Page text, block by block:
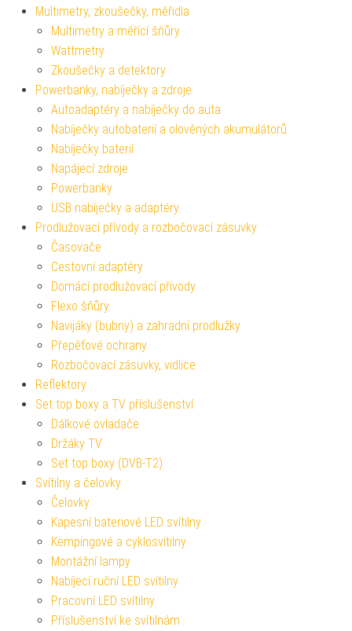
Multimetry, zkoušečky, měřidla
Multimetry a měřící šňůry
Wattmetry
Zkoušečky a detektory
Powerbanky, nabíječky a zdroje
Autoadaptéry a nabíječky do auta
Nabíječky autobaterií a olověných akumulátorů
Nabíječky baterií
Napájecí zdroje
Powerbanky
USB nabíječky a adaptéry
Prodlužovací přívody a rozbočovací zásuvky
Časovače
Cestovní adaptéry
Domácí prodlužovací přívody
Flexo šňůry
Navijáky (bubny) a zahradní prodlužky
Přepěťové ochrany
Rozbočovací zásuvky, vidlice
Reflektory
Set top boxy a TV příslušenství
Dálkové ovladače
Držáky TV
Set top boxy (DVB-T2)
Svítilny a čelovky
Čelovky
Kapesní bateriové LED svítilny
Kempingové a cyklosvítilny
Montážní lampy
Nabíjecí ruční LED svítilny
Pracovní LED svítilny
Příslušenství ke svítilnám